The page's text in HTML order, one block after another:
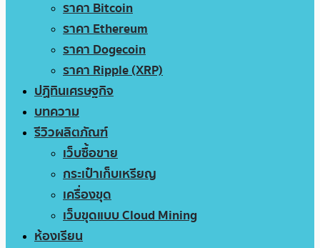
ราคา Bitcoin
ราคา Ethereum
ราคา Dogecoin
ราคา Ripple (XRP)
ปฏิทินเศรษฐกิจ
บทความ
รีวิวผลิตภัณฑ์
เว็บซื้อขาย
กระเป๋าเก็บเหรียญ
เครื่องขุด
เว็บขุดแบบ Cloud Mining
ห้องเรียน